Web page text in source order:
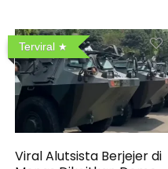
Terviral
Viral Alutsista Berjejer di